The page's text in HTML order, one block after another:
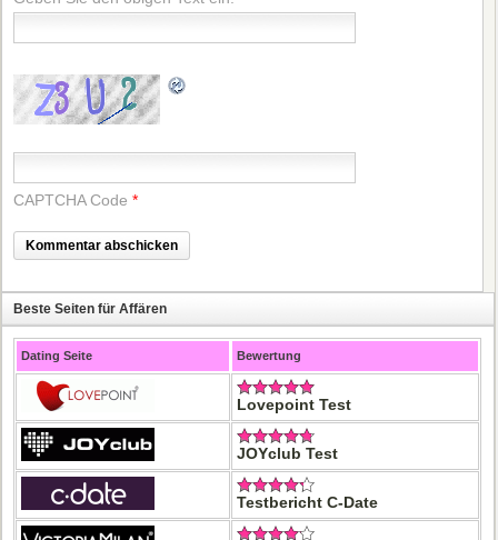
CAPTCHA Code *
Beste Seiten für Affären
Dating Seite Bewertung
Lovepoint Test
JOYclub Test
Testbericht C-Date